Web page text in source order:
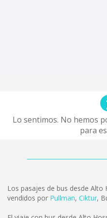
Lo sentimos. No hemos
para
Los pasajes de bus desde Alto
vendidos por Pullman, Ciktur,